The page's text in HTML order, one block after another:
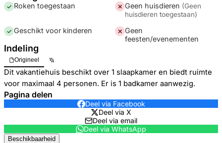
✓ Roken toegestaan ✕ Geen huisdieren (Geen
huisdieren toegestaan)
✓ Geschikt voor kinderen ✕ Geen
feesten/evenementen
Indeling
Origineel
Dit vakantiehuis beschikt over 1 slaapkamer en biedt ruimte
voor maximaal 4 personen. Er is 1 badkamer aanwezig.
Pagina delen
Deel via Facebook
Deel via X
Deel via email
Deel via WhatsApp
Beschikbaarheid